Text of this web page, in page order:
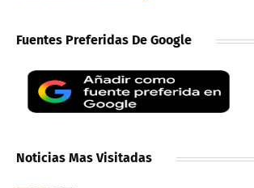
Fuentes Preferidas De Google
Noticias Mas Visitadas